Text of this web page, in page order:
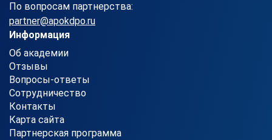
По вопросам партнерства:
partner@apokdpo.ru
Информация
Об академии
Отзывы
Вопросы-ответы
Сотрудничество
Контакты
Карта сайта
Партнерская программа